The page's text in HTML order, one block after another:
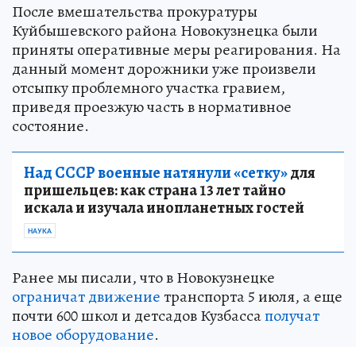
После вмешательства прокуратуры
Куйбышевского района Новокузнецка были
приняты оперативные меры реагирования. На
данный момент дорожники уже произвели
отсыпку проблемного участка гравием,
приведя проезжую часть в нормативное
состояние.
Над СССР военные натянули «сетку»для
пришельцев: как страна 13 лет тайно
искала и изучала инопланетных гостей
НАУКА
Ранее мы писали, что в Новокузнецке
ограничат движениетранспорта 5 июля, а еще
почти 600 школ и детсадов Кузбассаполучат
новое оборудование.